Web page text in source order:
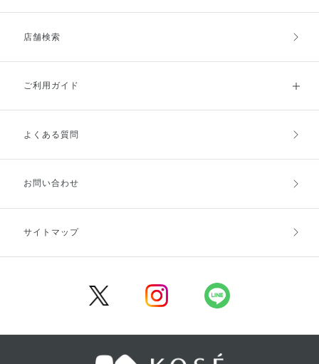
店舗検索
ご利用ガイド
ご利用ガイドトップ
お支払方法
キャンセル・返品・交換
よくある質問
お問い合わせ
サイトマップ